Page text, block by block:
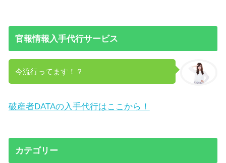
官報情報入手代行サービス
今流行ってます！？
破産者DATAの入手代行はここから！
カテゴリー